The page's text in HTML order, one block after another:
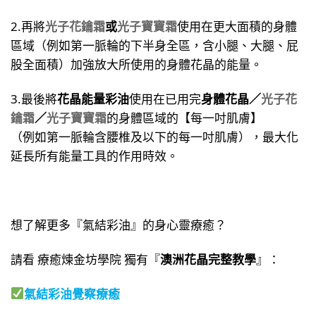
2.再將光子花鑰霜或光子寶寶霜使用在更大面積的身體
區域（例如第一脈輪的下半身全區，含小腿、大腿、屁
股全面積）加強放大所使用的身體花晶的能量。
3.最後將花晶能量彩油使用在已用完身體花晶／光子花
鑰霜／光子寶寶霜的身體區域的【每一吋肌膚】
（例如第一脈輪含腰椎及以下的每一吋肌膚），最大化
延長所有能量工具的作用時效。
想了解更多『氣結彩油』的身心靈療癒？
請看 療癒煉金坊學院 獨有『澳洲花晶完整教學』：
氣結彩油覺察療癒